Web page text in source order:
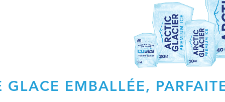
GLACE EMBALLÉE,